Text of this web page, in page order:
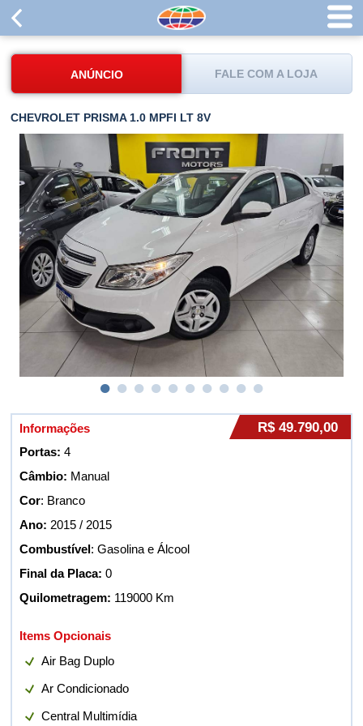
ANÚNCIO FALE COM A LOJA
CHEVROLET PRISMA 1.0 MPFI LT 8V
Informações R$ 49.790,00
Portas: 4
Câmbio: Manual
Cor: Branco
Ano: 2015 / 2015
Combustível: Gasolina e Álcool
Final da Placa: 0
Quilometragem: 119000 Km
Items Opcionais
Air Bag Duplo
Ar Condicionado
Central Multimídia